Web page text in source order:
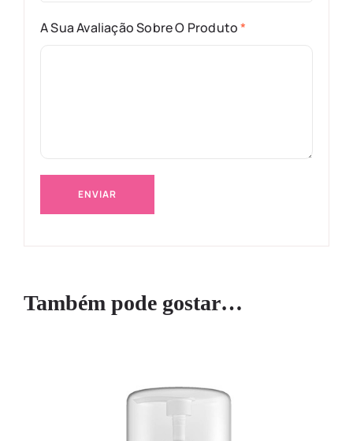
A Sua Avaliação Sobre O Produto*
Também pode gostar…